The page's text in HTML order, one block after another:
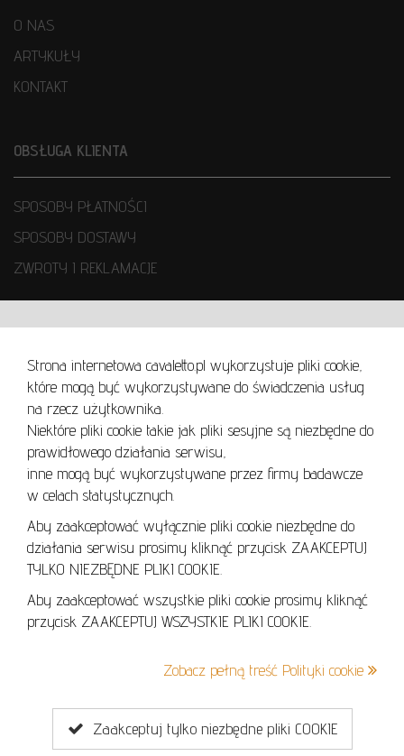
Strona internetowa cavaletto.pl wykorzystuje pliki cookie,
które mogą być wykorzystywane do świadczenia usług
na rzecz użytkownika.
Niektóre pliki cookie takie jak pliki sesyjne są niezbędne do
prawidłowego działania serwisu,
inne mogą być wykorzystywane przez firmy badawcze
w celach statystycznych.
Aby zaakceptować wyłącznie pliki cookie niezbędne do
działania serwisu prosimy kliknąć przycisk ZAAKCEPTUJ
TYLKO NIEZBĘDNE PLIKI COOKIE.
Aby zaakceptować wszystkie pliki cookie prosimy kliknąć
przycisk ZAAKCEPTUJ WSZYSTKIE PLIKI COOKIE.
Zobacz pełną treść Polityki cookie
Zaakceptuj tylko niezbędne pliki COOKIE
O NAS
ARTYKUŁY
KONTAKT
OBSŁUGA KLIENTA
SPOSOBY PŁATNOŚCI
SPOSOBY DOSTAWY
ZWROTY I REKLAMACJE
REGULAMIN
REGULAMIN AUKCJI
POLITYKA PRYWATNOŚCI
POLITYKA COOKIES
+48 605 240 157